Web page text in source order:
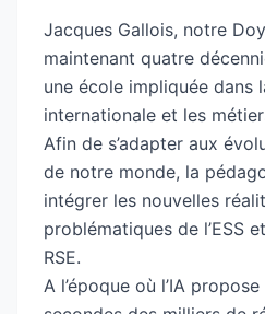
«Coordinateur de projets
solidaires » ainsi qu’aux
l’Innovation sociale»,
internationale et Action
«International sustainable
english).
Jacques Gallois, notre
maintenant quatre
une école impliquée dans
internationale et les
Afin de s’adapter aux
de notre monde, la
intégrer les nouvelles
problématiques de l’ESS
RSE.
A l’époque où l’IA